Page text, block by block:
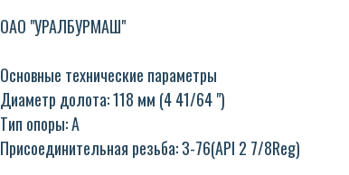
ОАО "УРАЛБУРМАШ"
Основные технические параметры
Диаметр долота: 118 мм (4 41/64 ")
Тип опоры: A
Присоединительная резьба: З-76(API 2 7/8Reg)